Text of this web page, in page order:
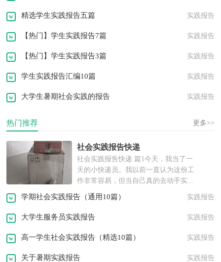
演讲稿
问候语
精选学生实践报告五篇 实践报告
【热门】学生实践报告7篇 实践报告
【热门】学生实践报告3篇 实践报告
学生实践报告汇编10篇 实践报告
大学生暑期社会实践的报告 实践报告
热门推荐 更多>>
社会实践报告快递
社会实践报告快递 篇1今天，我当了一
天的小快递员。我以前一直认为这份工
作非常容易，但当自己真的去动手实...
学期社会实践报告（通用10篇） 实践报告
大学生服务员实践报告 实践报告
高一学生社会实践报告（精选10篇） 实践报告
关于暑期实践报告 实践报告